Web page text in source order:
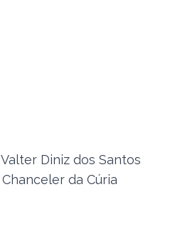
Valter Diniz dos Santos
Chanceler da Cúria